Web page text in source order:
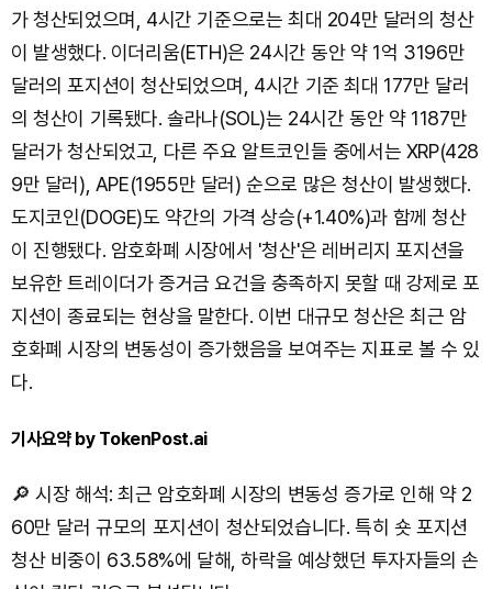
가 청산되었으며, 4시간 기준으로는 최대 204만 달러의 청산
이 발생했다. 이더리움(ETH)은 24시간 동안 약 1억 3196만
달러의 포지션이 청산되었으며, 4시간 기준 최대 177만 달러
의 청산이 기록됐다. 솔라나(SOL)는 24시간 동안 약 1187만
달러가 청산되었고, 다른 주요 알트코인들 중에서는 XRP(428
9만 달러), APE(1955만 달러) 순으로 많은 청산이 발생했다.
도지코인(DOGE)도 약간의 가격 상승(+1.40%)과 함께 청산
이 진행됐다. 암호화폐 시장에서 '청산'은 레버리지 포지션을
보유한 트레이더가 증거금 요건을 충족하지 못할 때 강제로 포
지션이 종료되는 현상을 말한다. 이번 대규모 청산은 최근 암
호화폐 시장의 변동성이 증가했음을 보여주는 지표로 볼 수 있
다.
기사요약 by TokenPost.ai
🔎 시장 해석: 최근 암호화폐 시장의 변동성 증가로 인해 약 2
60만 달러 규모의 포지션이 청산되었습니다. 특히 숏 포지션
청산 비중이 63.58%에 달해, 하락을 예상했던 투자자들의 손